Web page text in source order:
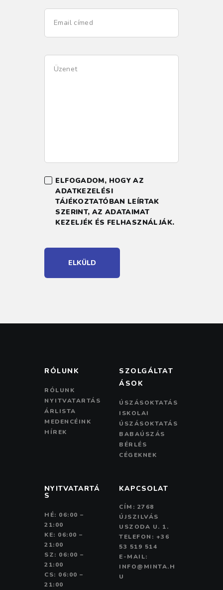
ELFOGADOM, HOGY AZ
ADATKEZELÉSI
TÁJÉKOZTATÓBAN LEÍRTAK
SZERINT, AZ ADATAIMAT
KEZELJÉK ÉS FELHASZNÁLJÁK.
RÓLUNK
RÓLUNK
NYITVATARTÁS
ÁRLISTA
MEDENCÉINK
HÍREK
SZOLGÁLTAT
ÁSOK
ÚSZÁSOKTATÁS
ISKOLAI
ÚSZÁSOKTATÁS
BABAÚSZÁS
BÉRLÉS
CÉGEKNEK
NYITVATARTÁ
S
HÉ: 06:00 –
21:00
KE: 06:00 –
21:00
SZ: 06:00 –
21:00
CS: 06:00 –
21:00
KAPCSOLAT
CÍM: 2768
ÚJSZILVÁS
USZODA U. 1.
TELEFON: +36
53 519 514
E-MAIL:
INFO@MINTA.H
U